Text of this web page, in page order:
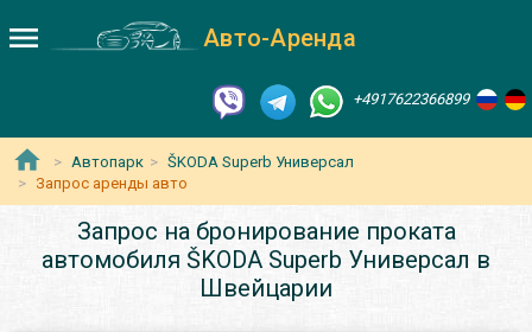
Авто-Аренда
+4917622366899
Автопарк
ŠKODA Superb Универсал
Запрос аренды авто
Запрос на бронирование проката
автомобиля ŠKODA Superb Универсал в
Швейцарии